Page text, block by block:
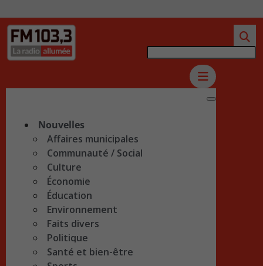
Nouvelles
Affaires municipales
Communauté / Social
Culture
Économie
Éducation
Environnement
Faits divers
Politique
Santé et bien-être